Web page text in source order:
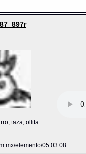
taza, ollita
elemento/05.03.08